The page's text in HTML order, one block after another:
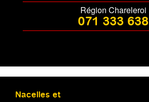
Région Chareleroi
071 333 638
Nacelles et